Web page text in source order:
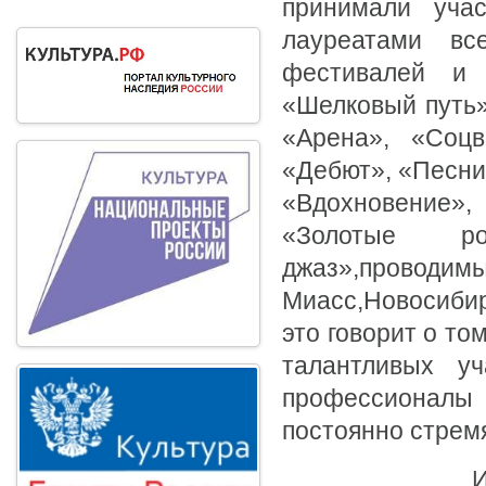
принимали
лауреатами
фестивалей и
«Шелковый
«Арена»,
«Дебют»,
«Золотые
это говорит о
талантливых
постоянно